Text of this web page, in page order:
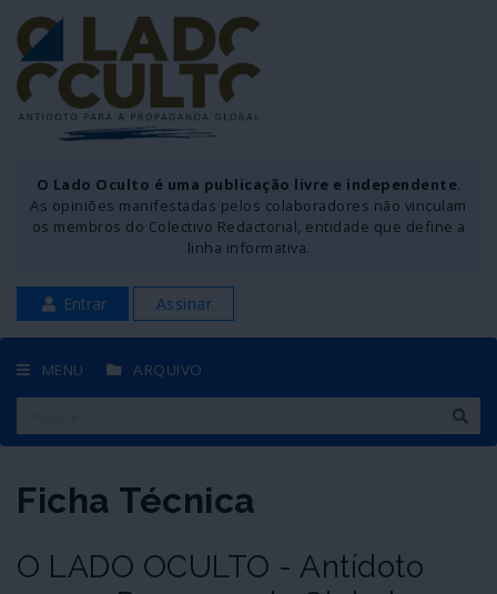
O Lado Oculto é uma publicação livre e independente.
As opiniões manifestadas pelos colaboradores não vinculam
os membros do Colectivo Redactorial, entidade que define a
linha informativa.
Entrar Assinar
MENU ARQUIVO
Ficha Técnica
O LADO OCULTO - Antídoto